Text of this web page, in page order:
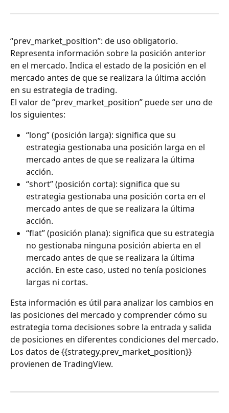
“prev_market_position”: de uso obligatorio.
Representa información sobre la posición anterior
en el mercado. Indica el estado de la posición en el
mercado antes de que se realizara la última acción
en su estrategia de trading.
El valor de “prev_market_position” puede ser uno de
los siguientes:
“long” (posición larga): significa que su
estrategia gestionaba una posición larga en el
mercado antes de que se realizara la última
acción.
“short” (posición corta): significa que su
estrategia gestionaba una posición corta en el
mercado antes de que se realizara la última
acción.
“flat” (posición plana): significa que su estrategia
no gestionaba ninguna posición abierta en el
mercado antes de que se realizara la última
acción. En este caso, usted no tenía posiciones
largas ni cortas.
Esta información es útil para analizar los cambios en
las posiciones del mercado y comprender cómo su
estrategia toma decisiones sobre la entrada y salida
de posiciones en diferentes condiciones del mercado.
Los datos de {{strategy.prev_market_position}}
provienen de TradingView.